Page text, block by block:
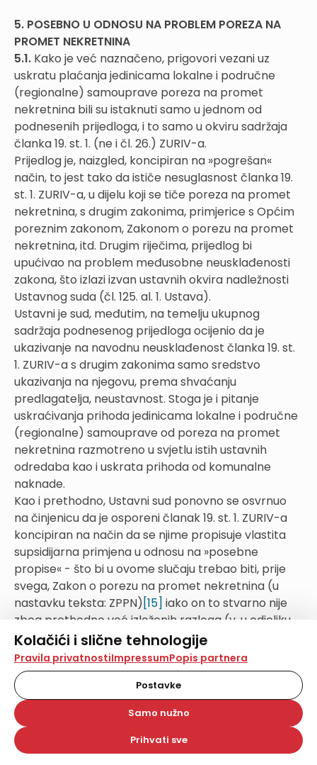
Kolačići i slične tehnologije
Na našoj web stranici koristimo kolačiće i slične
tehnologije za pohranu, čitanje i obradu informacija na
vašem uređaju. Time poboljšavamo korisničko iskustvo,
analiziramo promet na stranici te prikazujemo sadržaje i
oglase koji vas zanimaju. Korisnički profili mogu se kreirati
na više web stranica i uređaja u tu svrhu. Naši partneri
također koriste ove tehnologije.
Odabirom opcije „Samo nužno“ prihvaćate samo one
Pravila privatnostiImpressumPopis partnera
Postavke
Samo nužno
Prihvati sve
5. POSEBNO U ODNOSU NA PROBLEM POREZA NA
PROMET NEKRETNINA
5.1. Kako je već naznačeno, prigovori vezani uz
uskratu plaćanja jedinicama lokalne i područne
(regionalne) samouprave poreza na promet
nekretnina bili su istaknuti samo u jednom od
podnesenih prijedloga, i to samo u okviru sadržaja
članka 19. st. 1. (ne i čl. 26.) ZURIV-a.
Prijedlog je, naizgled, koncipiran na »pogrešan«
način, to jest tako da ističe nesuglasnost članka 19.
st. 1. ZURIV-a, u dijelu koji se tiče poreza na promet
nekretnina, s drugim zakonima, primjerice s Općim
poreznim zakonom, Zakonom o porezu na promet
nekretnina, itd. Drugim riječima, prijedlog bi
upućivao na problem međusobne neusklađenosti
zakona, što izlazi izvan ustavnih okvira nadležnosti
Ustavnog suda (čl. 125. al. 1. Ustava).
Ustavni je sud, međutim, na temelju ukupnog
sadržaja podnesenog prijedloga ocijenio da je
ukazivanje na navodnu neusklađenost članka 19. st.
1. ZURIV-a s drugim zakonima samo sredstvo
ukazivanja na njegovu, prema shvaćanju
predlagatelja, neustavnost. Stoga je i pitanje
uskraćivanja prihoda jedinicama lokalne i područne
(regionalne) samouprave od poreza na promet
nekretnina razmotreno u svjetlu istih ustavnih
odredaba kao i uskrata prihoda od komunalne
naknade.
Kao i prethodno, Ustavni sud ponovno se osvrnuo
na činjenicu da je osporeni članak 19. st. 1. ZURIV-a
koncipiran na način da se njime propisuje vlastita
supsidijarna primjena u odnosu na »posebne
propise« - što bi u ovome slučaju trebao biti, prije
svega, Zakon o porezu na promet nekretnina (u
nastavku teksta: ZPPN)[15] iako on to stvarno nije
zbog prethodno već izloženih razloga (v. u odjeljku
4.1.).
Pritom je imao na umu važnu, također, već
spomenutu činjenicu da porezni sustav i porezna
politika ne ulaze u okvire samoupravnog djelokruga
jedinica lokalne i područne (regionalne)
samouprave.
U obrazlaganju svojeg rješenja Ustavni sud je najprije
izložio relevantne dijelove pravnog uređenja poreza